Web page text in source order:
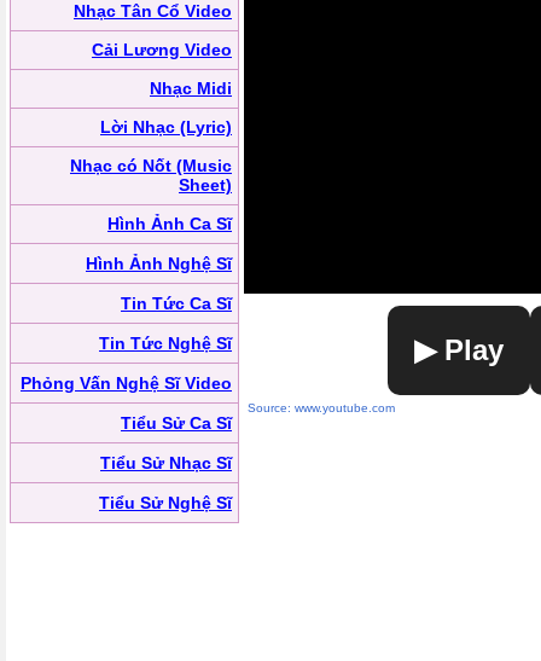
Nhạc Tân Cổ Video
Cải Lương Video
Nhạc Midi
Lời Nhạc (Lyric)
Nhạc có Nốt (Music
Sheet)
Hình Ảnh Ca Sĩ
Hình Ảnh Nghệ Sĩ
Tin Tức Ca Sĩ
Tin Tức Nghệ Sĩ
Phỏng Vấn Nghệ Sĩ Video
Tiểu Sử Ca Sĩ
Tiểu Sử Nhạc Sĩ
Tiểu Sử Nghệ Sĩ
▶ Play
Source: www.youtube.com